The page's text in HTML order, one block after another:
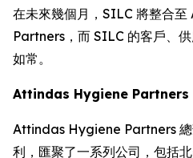
在未來幾個月，SILC 將整合
Partners，而 SILC 的客戶、
如常。
Attindas Hygiene Partners
Attindas Hygiene Partners 總
利，匯聚了一系列公司，包括